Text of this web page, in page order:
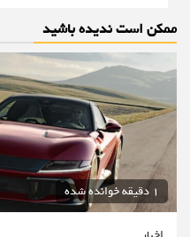
ممکن است ندیده باشید
1 دقیقه خوانده شده